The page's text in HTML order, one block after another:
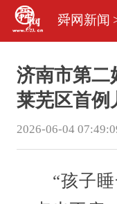
舜网新闻
济南市第二
莱芜区首例
2026-06-04
“孩子睡